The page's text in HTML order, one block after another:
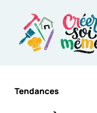
contenu
Tendances